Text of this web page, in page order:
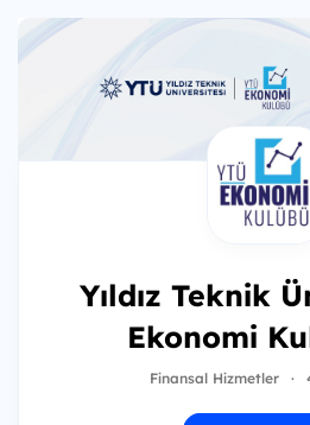
Yıldız Teknik
Ekonomi
Finansal Hizmetler ·